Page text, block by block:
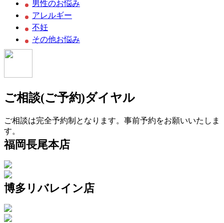
男性のお悩み
アレルギー
不妊
その他お悩み
ご相談(ご予約)ダイヤル
ご相談は完全予約制となります。事前予約をお願いいたしま
す。
福岡長尾本店
博多リバレイン店